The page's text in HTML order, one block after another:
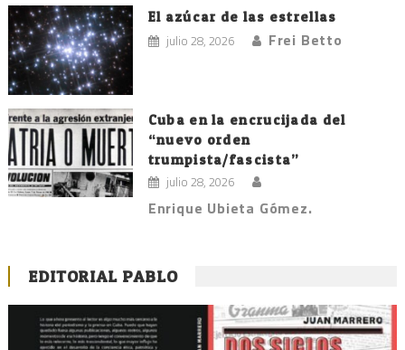
El azúcar de las estrellas
julio 28, 2026 Frei Betto
Cuba en la encrucijada del
“nuevo orden
trumpista/fascista”
julio 28, 2026
Enrique Ubieta Gómez.
EDITORIAL PABLO